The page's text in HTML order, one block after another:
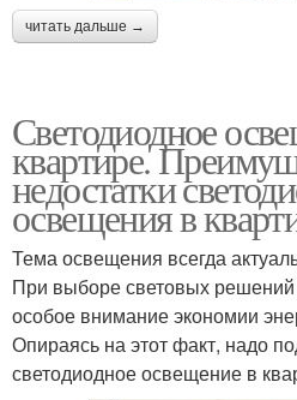
читать дальше →
Светодиодное
квартире.
недостатки
освещения в
Тема освещения всегда
При выборе световых
особое внимание экономии
Опираясь на этот факт, надо
светодиодное освещение в